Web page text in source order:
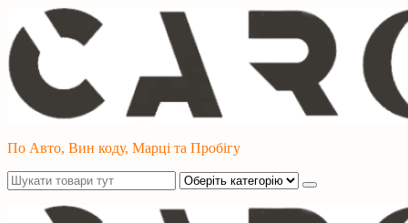
Перейти
до
контенту
По Авто, Вин коду, Марці та Пробігу